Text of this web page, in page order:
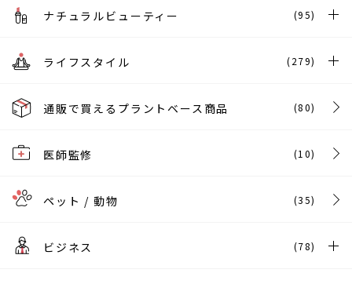
ナチュラルビューティー (95)
ライフスタイル (279)
通販で買えるプラントベース商品 (80)
医師監修 (10)
ペット / 動物 (35)
ビジネス (78)